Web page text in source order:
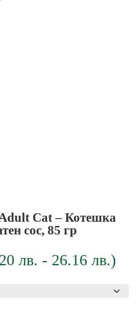
Cat – Котешка
сос, 85 гр
лв. - 26.16 лв.)